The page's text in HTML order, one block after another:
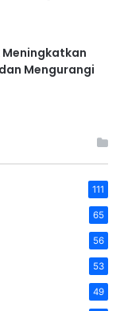
Mengurangi
111
65
56
53
49